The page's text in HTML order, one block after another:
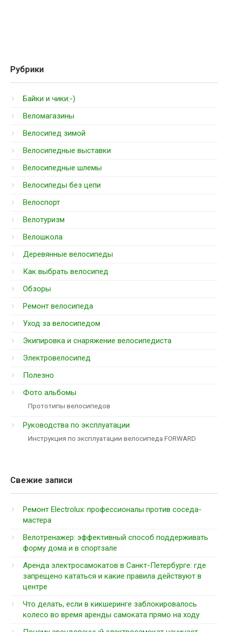
Рубрики
Байки и чики:-)
Веломагазины
Велосипед зимой
Велосипедные выставки
Велосипедные шлемы
Велосипеды без цепи
Велоспорт
Велотуризм
Велошкола
Деревянные велосипеды
Как выбрать велосипед
Обзоры
Ремонт велосипеда
Уход за велосипедом
Экипировка и снаряжение велосипедиста
Электровелосипед
Полезно
Фото альбомы
Прототипы велосипедов
Руководства по эксплуатации
Инструкция по эксплуатации велосипеда FORWARD
Свежие записи
Ремонт Electrolux: профессионалы против соседа-
мастера
Велотренажер: эффективный способ поддерживать
форму дома и в спортзале
Аренда электросамокатов в Санкт-Петербурге: где
запрещено кататься и какие правила действуют в
центре
Что делать, если в кикшеринге заблокировалось
колесо во время аренды самоката прямо на ходу